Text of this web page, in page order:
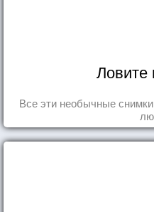
Все эти необычные